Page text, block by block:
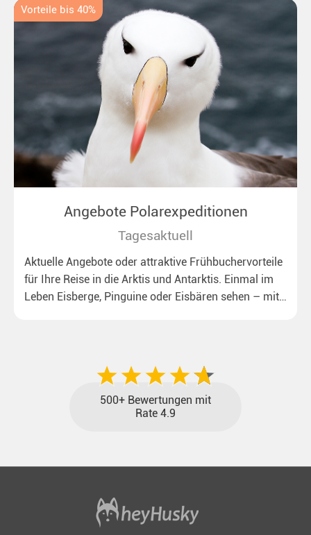
Vorteile bis 40%
Angebote Polarexpeditionen
Tagesaktuell
Aktuelle Angebote oder attraktive Frühbuchervorteile
für Ihre Reise in die Arktis und Antarktis. Einmal im
Leben Eisberge, Pinguine oder Eisbären sehen – mit
500+ Bewertungen mit
Rate 4.9